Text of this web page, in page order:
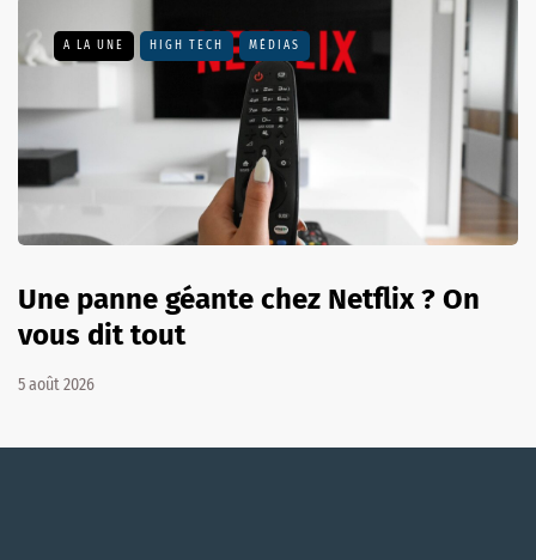
A LA UNE HIGH TECH MÉDIAS
Une panne géante chez Netflix ? On
vous dit tout
5 août 2026